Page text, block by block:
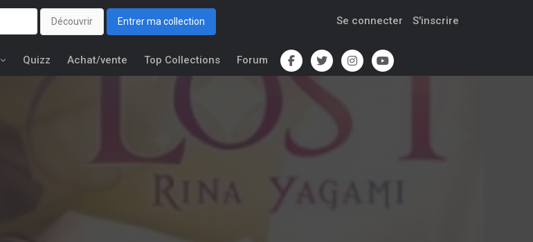
Découvrir Entrer ma collection Se connecter S'inscrire
Quizz Achat/vente Top Collections Forum